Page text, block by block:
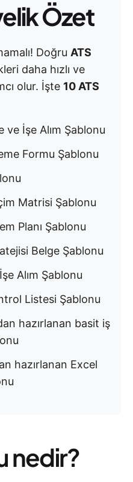
Özet
Doğru ATS
daha hızlı ve
olur. İşte 10 ATS
ve İşe Alım Şablonu
Formu Şablonu
Matrisi Şablonu
Planı Şablonu
Belge Şablonu
Alım Şablonu
Listesi Şablonu
hazırlanan basit iş
hazırlanan Excel
nedir?